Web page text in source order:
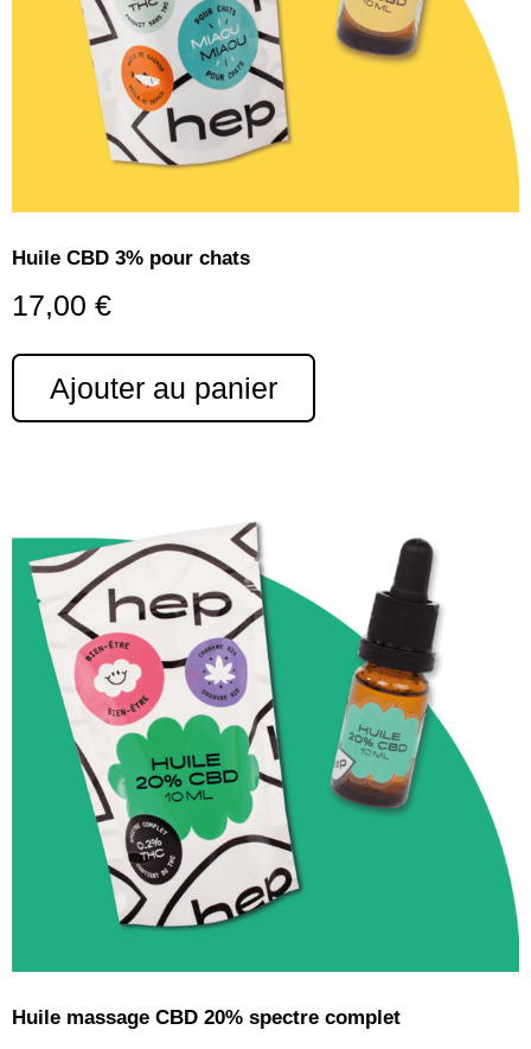
Huile CBD 3% pour chats
17,00 €
Ajouter au panier
Huile massage CBD 20% spectre complet